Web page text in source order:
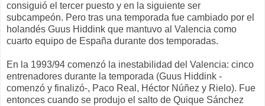
consiguió el tercer puesto y en la siguiente ser
subcampeón. Pero tras una temporada fue cambiado por el
holandés Guus Hiddink que mantuvo al Valencia como
cuarto equipo de España durante dos temporadas.
En la 1993/94 comenzó la inestabilidad del Valencia: cinco
entrenadores durante la temporada (Guus Hiddink -
comenzó y finalizó-, Paco Real, Héctor Núñez y Rielo). Fue
entonces cuando se produjo el salto de Quique Sánchez